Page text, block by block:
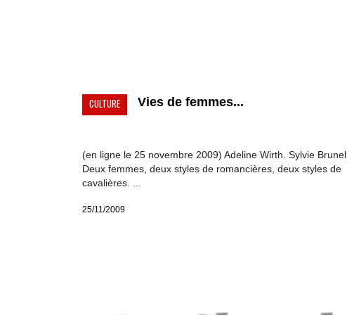
CULTURE Vies de femmes...
(en ligne le 25 novembre 2009) Adeline Wirth. Sylvie Brunel.
Deux femmes, deux styles de romancières, deux styles de
cavalières. ...
25/11/2009